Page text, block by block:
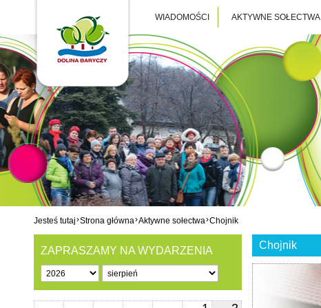
WIADOMOŚCI AKTYWNE SOŁECTWA
Jesteś tutaj›Strona główna›Aktywne sołectwa›Chojnik
ZAPRASZAMY NA WYDARZENIA Chojnik